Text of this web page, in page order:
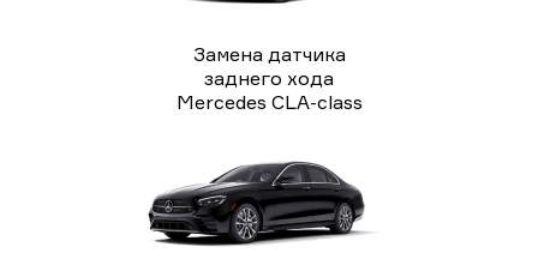
Замена датчика
заднего хода
Mercedes CLA-class